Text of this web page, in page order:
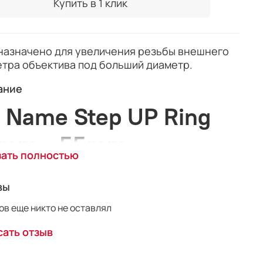
Купить в 1 клик
для увеличения резьбы внешнего
объектива под больший диаметр.
Name Step UP Ring
- 55mm
светофильтров 55
52 мм
металлическое повышающее кольцо
установить светофильтры и другое
полностью
еще никто не оставлял
отзыв